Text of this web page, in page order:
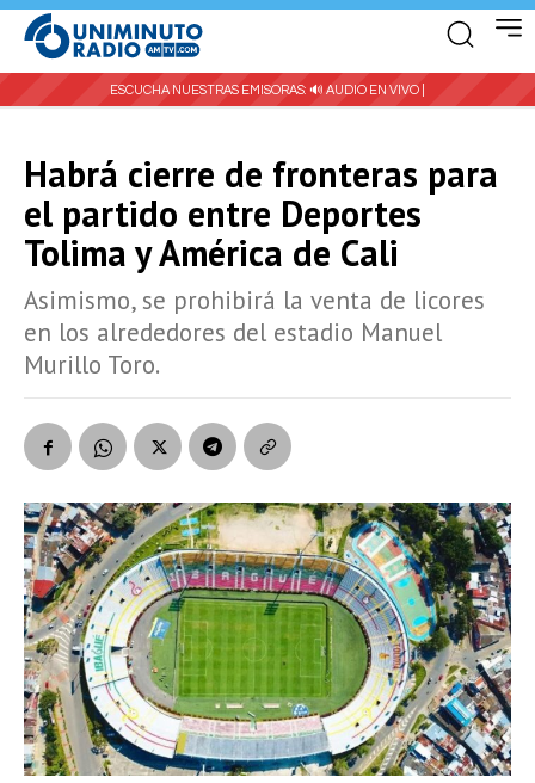
ESCUCHA NUESTRAS EMISORAS: 🔊 AUDIO EN VIVO |
Habrá cierre de fronteras para
el partido entre Deportes
Tolima y América de Cali
Asimismo, se prohibirá la venta de licores
en los alrededores del estadio Manuel
Murillo Toro.